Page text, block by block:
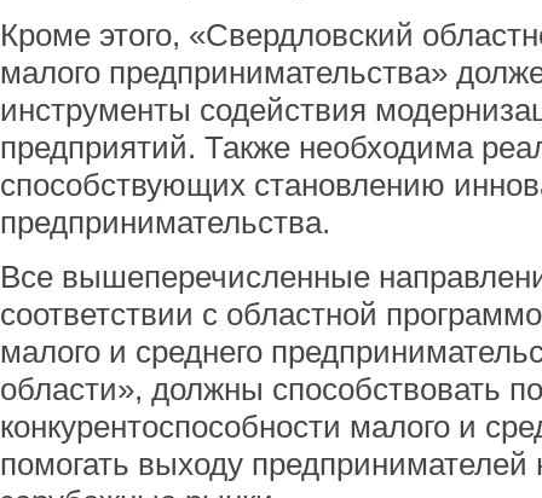
Кроме этого, «Свердловский
малого предпринимательства»
инструменты содействия
предприятий. Также необходима
способствующих становлению
предпринимательства.
Все вышеперечисленные
соответствии с областной
малого и среднего
области», должны способствовать
конкурентоспособности малого и
помогать выходу